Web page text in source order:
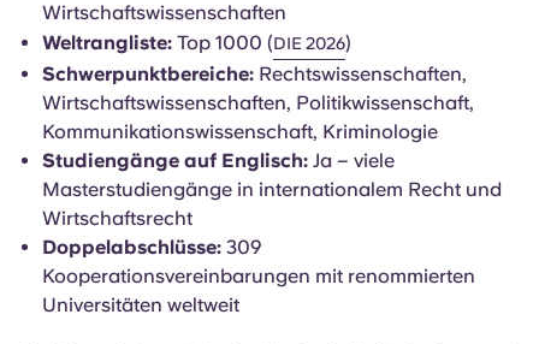
Ort:5. und 6. Arrondissement von Paris
Ranking in Frankreich:
Platz 1 in
Rechtswissenschaften, Platz 1 in
Wirtschaftswissenschaften
Weltrangliste: Top 1000 ( DIE 2026
Schwerpunktbereiche: Rechtswissenschaften,
Wirtschaftswissenschaften, Politikwissenschaft,
Kommunikationswissenschaft, Kriminologie
Studiengänge auf Englisch:Ja – viele
Masterstudiengänge in internationalem Recht und